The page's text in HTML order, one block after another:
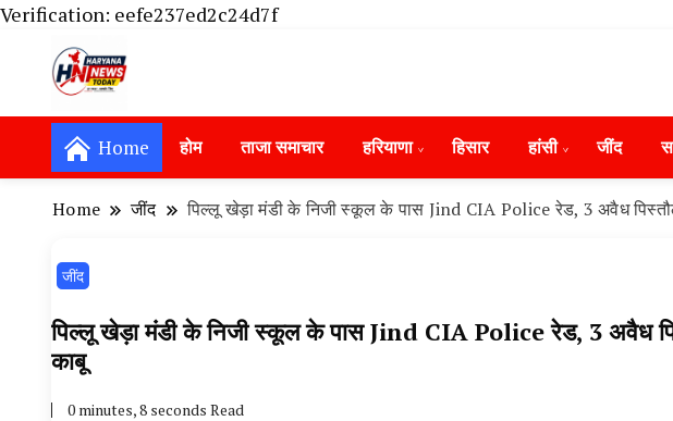
Verification: eefe237ed2c24d7f
Hansi News Today, Hisar Crime News Today, Narnaund
Update in Haryana, Weather Alert in Haryana, Rain Alert in
Portet Update News, Student Portest News, Kisan Protest
Home होम ताजा समाचार हरियाणा हिसार हांसी ‌जींद
Home ‌जींद पिल्लू खेड़ा मंडी के निजी स्कूल के पास Jind CIA Police रेड, 3 अवैध
‌जींद
पिल्लू खेड़ा मंडी के निजी स्कूल के पास Jind CIA Police रेड, 3 अवैध
काबू
0 minutes, 8 seconds Read